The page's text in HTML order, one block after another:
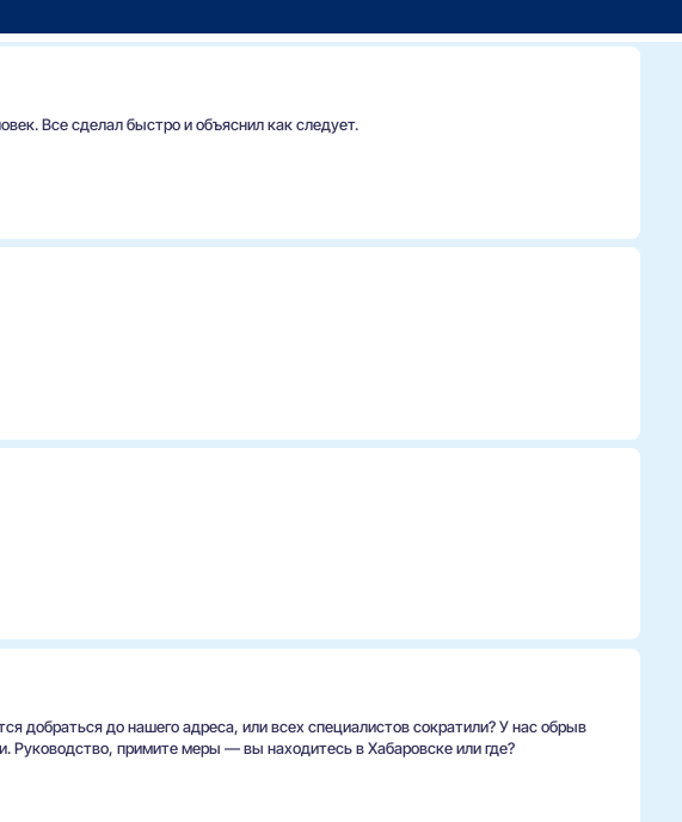
Все сделал быстро и объяснил как следует.
добраться до нашего адреса, или всех специалистов сократили? У нас обрыв
Руководство, примите меры — вы находитесь в Хабаровске или где?